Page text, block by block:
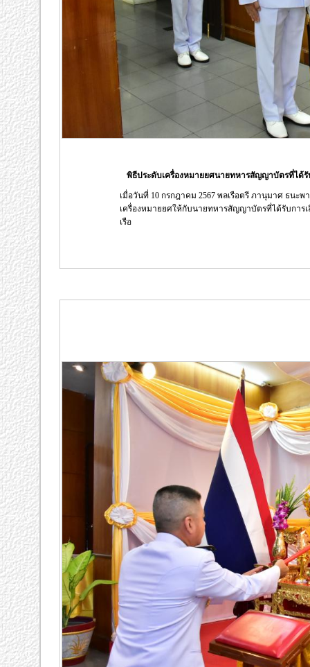
พิธีประดับเครื่องหมายยศนายทหารสัญญาบัตรที่ได้รั
เมื่อวันที่ 10 กรกฎาคม 2567 พลเรือตรี ภานุมาศ ธนะ
เครื่องหมายยศให้กับนายทหารสัญญาบัตรที่ได้รับการ
เรือ